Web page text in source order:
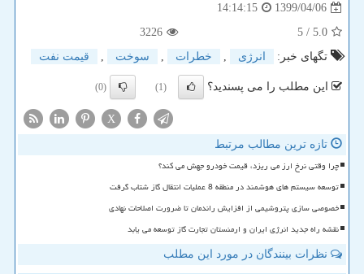
1399/04/06
14:14:15
5.0
/ 5
3226
تگهای خبر:
انرژی , خطرات , سوخت , قیمت نفت
این مطلب را می پسندید؟ (1)
(0)
X
تازه ترین مطالب مرتبط
چرا وقتی نرخ ارز می ریزد، قیمت خودرو جهش می کند؟
توسعه سیستم های هوشمند در منطقه 8 عملیات انتقال گاز شتاب گرفت
خصوصی سازی پتروشیمی از افزایش راندمان تا ضرورت اصلاحات نهادی
نقشه راه جدید انرژی ایران و ارمنستان تجارت گاز توسعه می یابد
نظرات بینندگان در مورد این مطلب